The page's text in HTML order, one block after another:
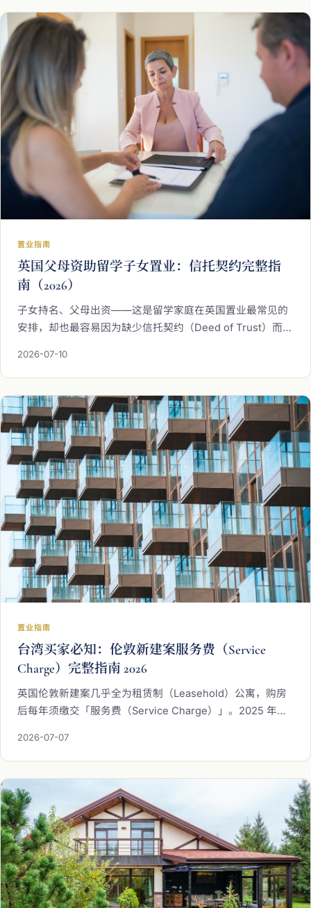
交易流程顺畅进行。
置业指南
英国父母资助留学子女置业：信托契约完整指
南（2026）
子女持名、父母出资——这是留学家庭在英国置业最常见的
安排，却也最容易因为缺少信托契约（Deed of Trust）而埋
影响（印花税、遗产税、资本利得税）、与 JBSP 按揭的核
心差异，以及设立流程，协助留学家庭在置业前做好架构规
划。
2026-07-10
置业指南
台湾买家必知：伦敦新建案服务费（Service
Charge）完整指南 2026
英国伦敦新建案几乎全为租赁制（Leasehold）公寓，购房
后每年须缴交「服务费（Service Charge）」。2025 年伦
购房前核查步骤、2024 年租约改革的新保护机制，以及服
务费争议的法律申诉渠道，帮助台湾买家掌握完整置业成本
图像。
2026-07-07